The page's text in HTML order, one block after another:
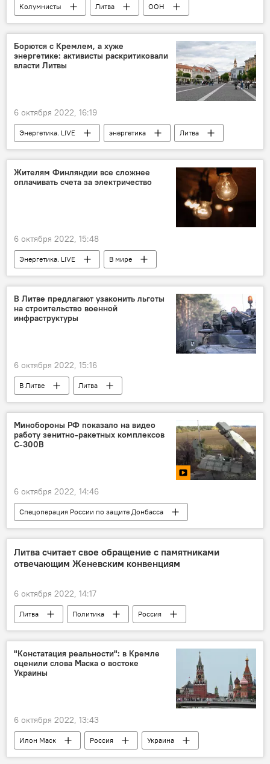
Колумнисты Литва
ООН
советский памятник
памятник
Уничтожение советских памятников в Литве
Борются с Кремлем, а хуже
энергетике: активисты раскритиковали
власти Литвы
6 октября 2022, 16:19
Энергетика. LIVE энергетика
Литва
В Литве
оппозиция
Политика
Россия
Жителям Финляндии все сложнее
оплачивать счета за электричество
6 октября 2022, 15:48
Энергетика. LIVE
В мире
Финляндия
энергетика
электричество
В Литве предлагают узаконить льготы
на строительство военной
инфраструктуры
6 октября 2022, 15:16
В Литве
Литва
Минобороны Литвы
НАТО
Политика
Минобороны РФ показало на видео
работу зенитно-ракетных комплексов
С-300В
6 октября 2022, 14:46
Спецоперация России по защите Донбасса
В мире
Россия
Украина
Минобороны РФ
Литва считает свое обращение с памятниками
отвечающим Женевским конвенциям
6 октября 2022, 14:17
Литва Политика
Россия
советский памятник
снос советских памятников
Уничтожение советских памятников в Литве
"Констатация реальности": в Кремле
оценили слова Маска о востоке
Украины
6 октября 2022, 13:43
Илон Маск Россия
Украина
В мире
Дмитрий Песков